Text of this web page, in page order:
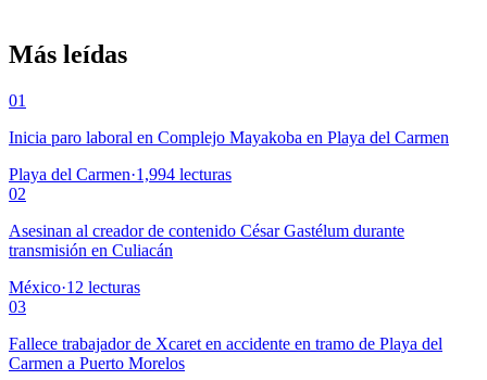
Más leídas
01
Inicia paro laboral en Complejo Mayakoba en Playa del Carmen
Playa del Carmen·1,994 lecturas
02
Asesinan al creador de contenido César Gastélum durante
transmisión en Culiacán
México·12 lecturas
03
Fallece trabajador de Xcaret en accidente en tramo de Playa del
Carmen a Puerto Morelos